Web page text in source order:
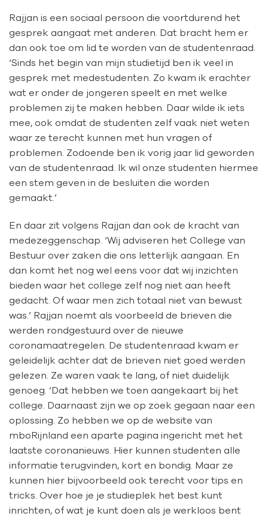
Rajjan is een sociaal persoon die voortdurend het
gesprek aangaat met anderen. Dat bracht hem er
dan ook toe om lid te worden van de studentenraad.
‘Sinds het begin van mijn studietijd ben ik veel in
gesprek met medestudenten. Zo kwam ik erachter
wat er onder de jongeren speelt en met welke
problemen zij te maken hebben. Daar wilde ik iets
mee, ook omdat de studenten zelf vaak niet weten
waar ze terecht kunnen met hun vragen of
problemen. Zodoende ben ik vorig jaar lid geworden
van de studentenraad. Ik wil onze studenten hiermee
een stem geven in de besluiten die worden
gemaakt.’
En daar zit volgens Rajjan dan ook de kracht van
medezeggenschap. ‘Wij adviseren het College van
Bestuur over zaken die ons letterlijk aangaan. En
dan komt het nog wel eens voor dat wij inzichten
bieden waar het college zelf nog niet aan heeft
gedacht. Of waar men zich totaal niet van bewust
was.’ Rajjan noemt als voorbeeld de brieven die
werden rondgestuurd over de nieuwe
coronamaatregelen. De studentenraad kwam er
geleidelijk achter dat de brieven niet goed werden
gelezen. Ze waren vaak te lang, of niet duidelijk
genoeg. ‘Dat hebben we toen aangekaart bij het
college. Daarnaast zijn we op zoek gegaan naar een
oplossing. Zo hebben we op de website van
mboRijnland een aparte pagina ingericht met het
laatste coronanieuws. Hier kunnen studenten alle
informatie terugvinden, kort en bondig. Maar ze
kunnen hier bijvoorbeeld ook terecht voor tips en
tricks. Over hoe je je studieplek het best kunt
inrichten, of wat je kunt doen als je werkloos bent